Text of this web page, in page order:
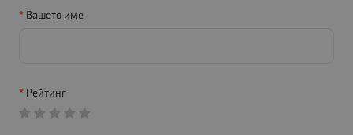
Вашето име
Рейтинг